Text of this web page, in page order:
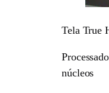
Tela True
núcleos